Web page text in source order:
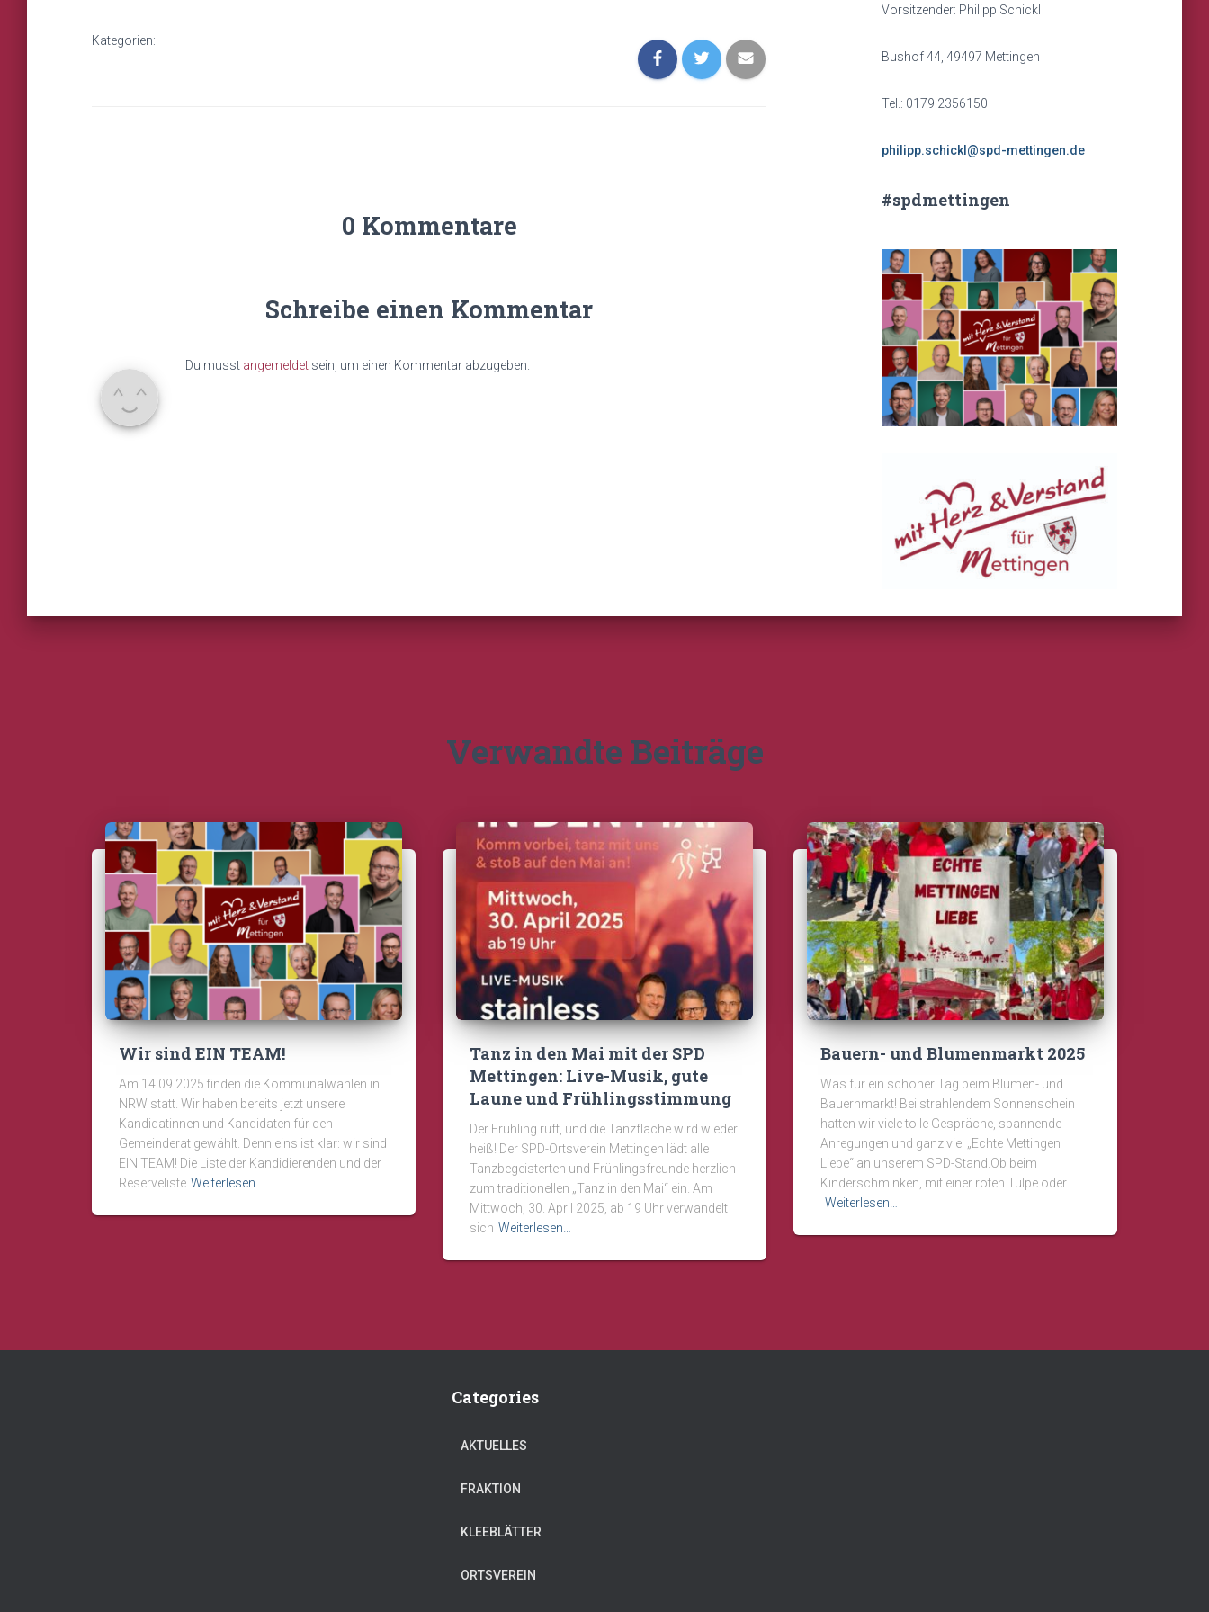
Kategorien:
0 Kommentare
Schreibe einen Kommentar
Du musst angemeldet sein, um einen Kommentar abzugeben.
Vorsitzender: Philipp Schickl
Bushof 44, 49497 Mettingen
Tel.: 0179 2356150
philipp.schickl@spd-mettingen.de
#spdmettingen
Verwandte Beiträge
Wir sind EIN TEAM!
Am 14.09.2025 finden die Kommunalwahlen in
NRW statt. Wir haben bereits jetzt unsere
Kandidatinnen und Kandidaten für den
Gemeinderat gewählt. Denn eins ist klar: wir sind
EIN TEAM! Die Liste der Kandidierenden und der
Reserveliste Weiterlesen…
Tanz in den Mai mit der SPD
Mettingen: Live-Musik, gute
Laune und Frühlingsstimmung
Der Frühling ruft, und die Tanzfläche wird wieder
heiß! Der SPD-Ortsverein Mettingen lädt alle
Tanzbegeisterten und Frühlingsfreunde herzlich
zum traditionellen „Tanz in den Mai“ ein. Am
Mittwoch, 30. April 2025, ab 19 Uhr verwandelt
sich Weiterlesen…
Bauern- und Blumenmarkt 2025
Was für ein schöner Tag beim Blumen- und
Bauernmarkt! Bei strahlendem Sonnenschein
hatten wir viele tolle Gespräche, spannende
Anregungen und ganz viel „Echte Mettingen
Liebe“ an unserem SPD-Stand.Ob beim
Kinderschminken, mit einer roten Tulpe oder
Weiterlesen…
Categories
AKTUELLES
FRAKTION
KLEEBLÄTTER
ORTSVEREIN